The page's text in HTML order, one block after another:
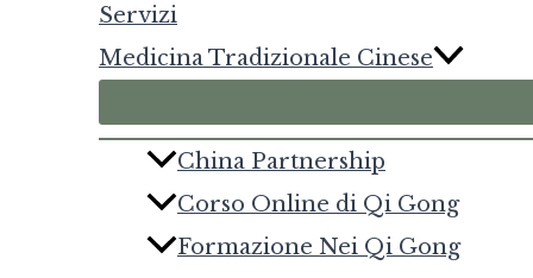
Servizi
Medicina Tradizionale Cinese
China Partnership
Corso Online di Qi Gong
Formazione Nei Qi Gong